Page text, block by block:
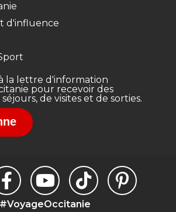
d'influence
la lettre d'information
pour recevoir des
de visites et de sorties.
#VoyageOccitanie